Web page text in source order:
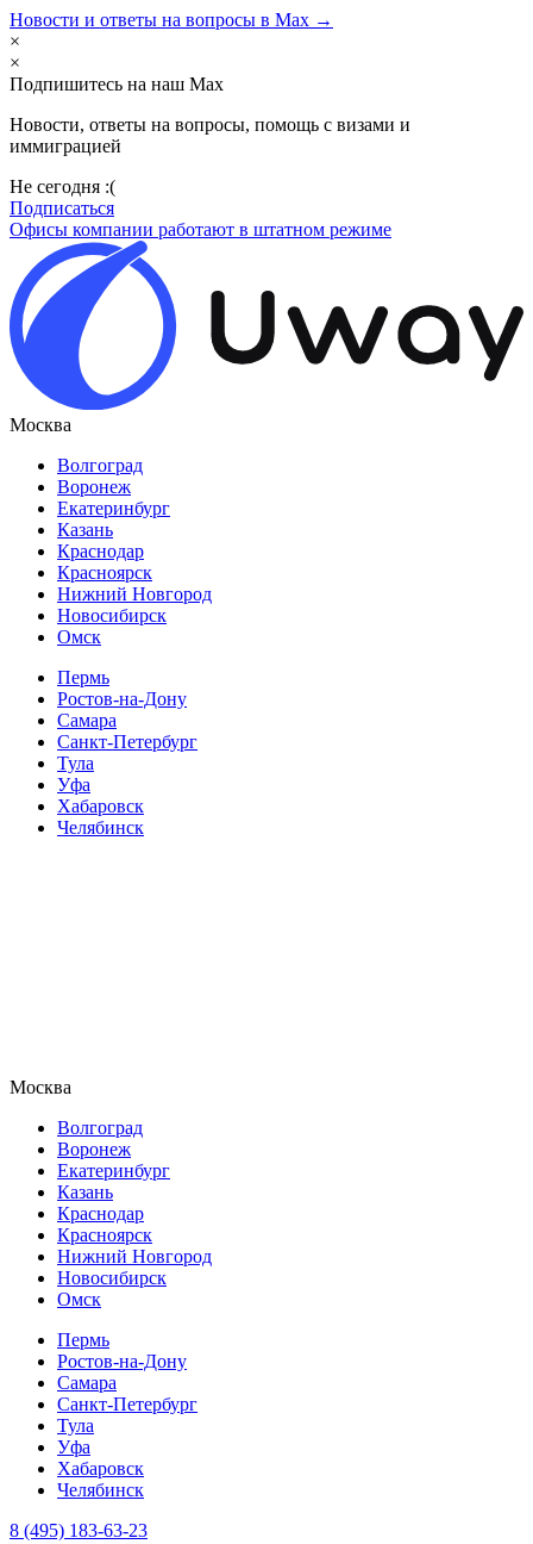
Новости и ответы на вопросы в Max →
×
×
Подпишитесь на наш Max
Новости, ответы на вопросы, помощь с визами и
иммиграцией
Не сегодня :(
Подписаться
Офисы компании работают в штатном режиме
Москва
Волгоград
Воронеж
Екатеринбург
Казань
Краснодар
Красноярск
Нижний Новгород
Новосибирск
Омск
Пермь
Ростов-на-Дону
Самара
Санкт-Петербург
Тула
Уфа
Хабаровск
Челябинск
Москва
Волгоград
Воронеж
Екатеринбург
Казань
Краснодар
Красноярск
Нижний Новгород
Новосибирск
Омск
Пермь
Ростов-на-Дону
Самара
Санкт-Петербург
Тула
Уфа
Хабаровск
Челябинск
8 (495) 183-63-23